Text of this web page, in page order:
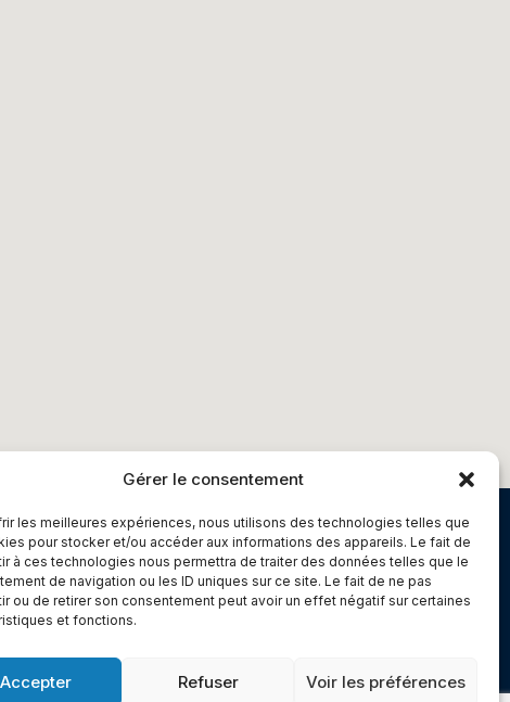
Gérer le consentement
les meilleures expériences, nous utilisons des technologies telles que
pour stocker et/ou accéder aux informations des appareils. Le fait de
à ces technologies nous permettra de traiter des données telles que le
de navigation ou les ID uniques sur ce site. Le fait de ne pas
ou de retirer son consentement peut avoir un effet négatif sur certaines
et fonctions.
Accepter Refuser Voir les préférences
1
Chambery
Immeuble le Paris
5 rue Claude Martin